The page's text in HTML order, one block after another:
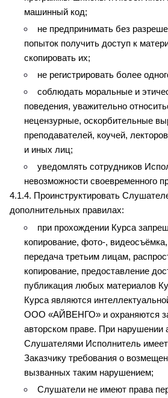
машинный код;
не предпринимать без
попыток получить доступ к
скопировать их;
не регистрировать более
соблюдать моральные и
поведения, уважительно
нецензурные, оскорбительные
преподавателей, коучей,
и иных лиц;
уведомлять сотрудников
невозможности своевременного
4.1.4. Проинструктировать
дополнительных правилах:
при прохождении Курса
копирование, фото-,
передача третьим лицам,
копирование, предоставление
публикация любых материалов
Курса являются
ООО «АЙВЕНГО» и охраняются
авторском праве. При нарушении
Слушателями Исполнитель
Заказчику требования о
вызванных таким нарушением;
Слушатели не имеют права